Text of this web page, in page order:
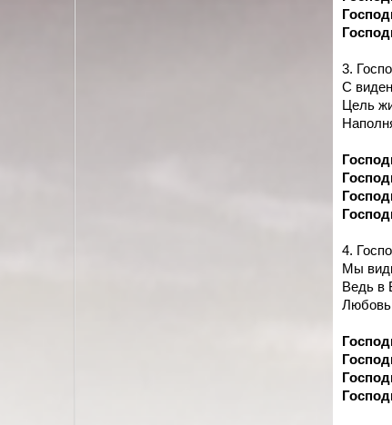
3.
С
Цель
4.
Мы
Ведь в
Любовь